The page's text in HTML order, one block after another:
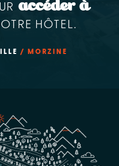
accéder à
HÔTEL.
/ MORZINE